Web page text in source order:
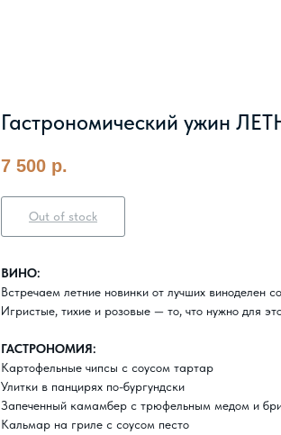
Гастрономический ужин
7 500 р.
Out of stock
ВИНО:
Встречаем летние новинки от лучших
Игристые, тихие и розовые — то, что нужно для
ГАСТРОНОМИЯ:
Картофельные чипсы с соусом тартар
Улитки в панцирях по-бургундски
Запеченный камамбер с трюфельным медом и
Кальмар на гриле с соусом песто